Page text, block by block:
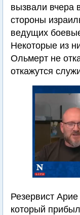
вызвали вчера
стороны
ведущих
Некоторые из
Ольмерт не
откажутся
Резервист
который